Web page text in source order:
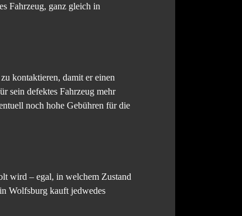
Fahrzeug, ganz gleich in
kontaktieren, damit er einen
sein defektes Fahrzeug mehr
noch hohe Gebühren für die
wird – egal, in welchem Zustand
Wolfsburg kauft jedwedes